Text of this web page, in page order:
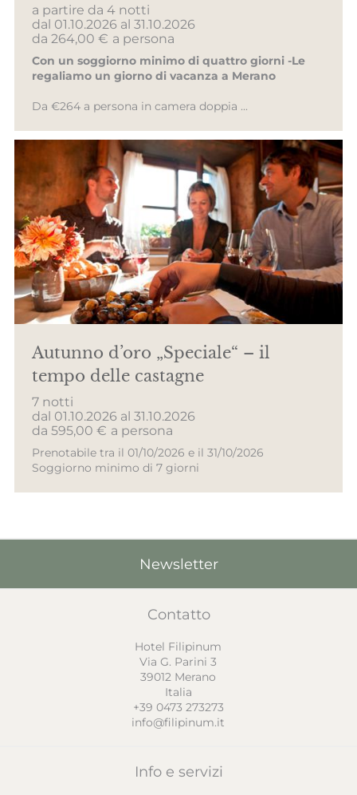
a partire da 4 notti
dal 01.10.2026 al 31.10.2026
da 264,00 € a persona
Con un soggiorno minimo di quattro giorni -Le
regaliamo un giorno di vacanza a Merano
Da €264 a persona in camera doppia ...
Autunno d’oro „Speciale“ – il
tempo delle castagne
7 notti
dal 01.10.2026 al 31.10.2026
da 595,00 € a persona
Prenotabile tra il 01/10/2026 e il 31/10/2026
Soggiorno minimo di 7 giorni
Newsletter
Contatto
Hotel Filipinum
Via G. Parini 3
39012 Merano
Italia
+39 0473 273273
info@filipinum.it
Info e servizi